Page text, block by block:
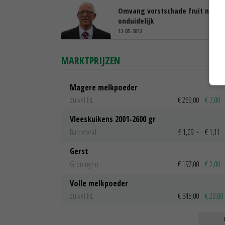
Omvang vorstschade fruit nog
onduidelijk
12-05-2012
MARKTPRIJZEN
Magere melkpoeder
Zuivel NL
€ 269,00 € 7,00
Vleeskuikens 2001-2600 gr
Barneveld
€ 1,09 ~ € 1,11
Gerst
Groningen
€ 197,00 € 2,00
Volle melkpoeder
Zuivel NL
€ 345,00 € 20,00